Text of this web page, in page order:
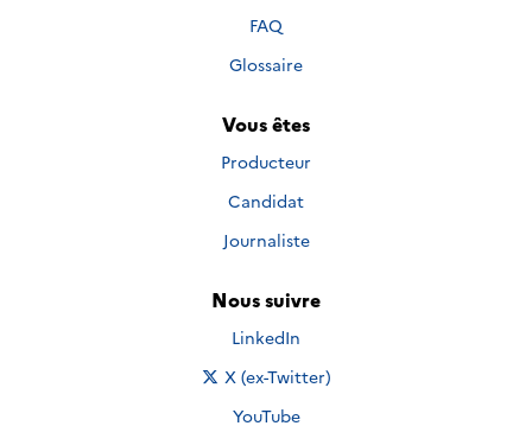
FAQ
Glossaire
Vous êtes
Producteur
Candidat
Journaliste
Nous suivre
Nous suivre sur
LinkedIn
Nous suivre sur
X (ex-Twitter)
Nous suivre sur
YouTube